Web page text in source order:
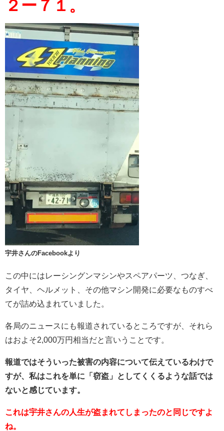
２ー７１。
宇井さんのFacebookより
この中にはレーシングンマシンやスペアパーツ、つなぎ、
タイヤ、ヘルメット、その他マシン開発に必要なものすべ
てが詰め込まれていました。
各局のニュースにも報道されているところですが、それら
はおよそ2,000万円相当だと言いうことです。
報道ではそういった被害の内容について伝えているわけで
すが、私はこれを単に「窃盗」としてくくるような話では
ないと感じています。
これは宇井さんの人生が盗まれてしまったのと同じですよ
ね。